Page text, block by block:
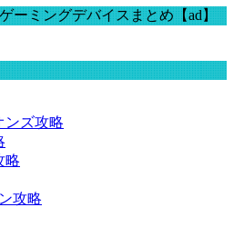
ーミングデバイスまとめ【ad】
ンズ攻略
略
攻略